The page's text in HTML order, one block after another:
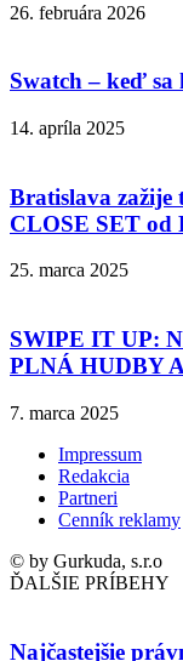
26. februára 2026
Swatch – keď
14. apríla 2025
Bratislava zažije
CLOSE SET od
25. marca 2025
SWIPE IT UP:
PLNÁ HUDBY
7. marca 2025
Impressum
Redakcia
Partneri
Cenník reklamy
© by Gurkuda, s.r.o
ĎALŠIE PRÍBEHY
Najčastejšie